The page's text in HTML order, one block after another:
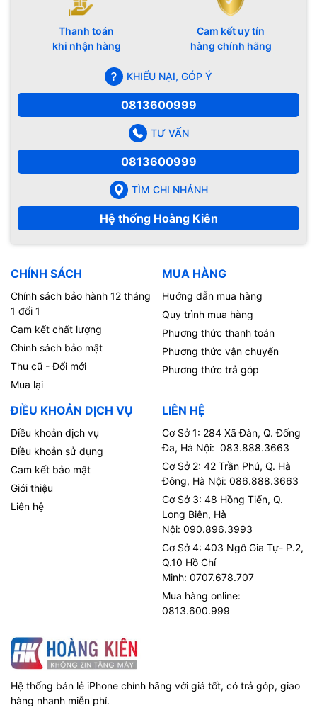
Thanh toán
khi nhận hàng
Cam kết uy tín
hàng chính hãng
KHIẾU NẠI, GÓP Ý
0813600999
TƯ VẤN
0813600999
TÌM CHI NHÁNH
Hệ thống Hoàng Kiên
CHÍNH SÁCH
Chính sách bảo hành 12 tháng
1 đổi 1
Cam kết chất lượng
Chính sách bảo mật
Thu cũ - Đổi mới
Mua lại
MUA HÀNG
Hướng dẫn mua hàng
Quy trình mua hàng
Phương thức thanh toán
Phương thức vận chuyển
Phương thức trả góp
ĐIỀU KHOẢN DỊCH VỤ
Diều khoản dịch vụ
Điều khoản sử dụng
Cam kết bảo mật
Giới thiệu
Liên hệ
LIÊN HỆ
Cơ Sở 1: 284 Xã Đàn, Q. Đống
Đa, Hà Nội: 083.888.3663
Cơ Sở 2: 42 Trần Phú, Q. Hà
Đông, Hà Nội: 086.888.3663
Cơ Sở 3: 48 Hồng Tiến, Q.
Long Biên, Hà
Nội: 090.896.3993
Cơ Sở 4: 403 Ngô Gia Tự- P.2,
Q.10 Hồ Chí
Minh: 0707.678.707
Mua hàng online:
0813.600.999
Hệ thống bán lẻ iPhone chính hãng với giá tốt, có trả góp, giao
hàng nhanh miễn phí.